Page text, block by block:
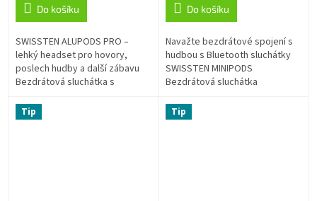
Do košíku
SWISSTEN ALUPODS PRO –
lehký headset pro hovory,
poslech hudby a další zábavu
Bezdrátová sluchátka s
ALUPODS PRO , která vám
zprostředkují čistý zvuk a...
Do košíku
Navažte bezdrátové spojení s
hudbou s Bluetooth sluchátky
SWISSTEN MINIPODS
Bezdrátová sluchátka
zabudovaným mikrofonem a
silikonovými špunty . Díky tomu
Tip Tip